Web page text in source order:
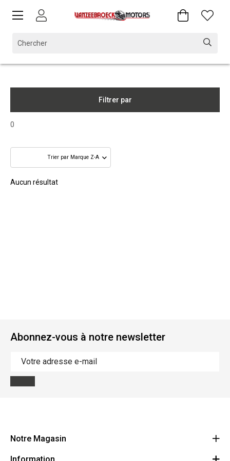
Filtrer par
0
Aucun résultat
Abonnez-vous à notre newsletter
Notre Magasin